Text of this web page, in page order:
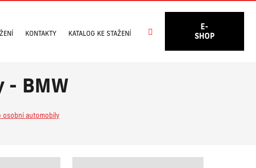
KONTAKTY KATALOG KE STAŽENÍ
E-
SHOP
- BMW
osobní automobily